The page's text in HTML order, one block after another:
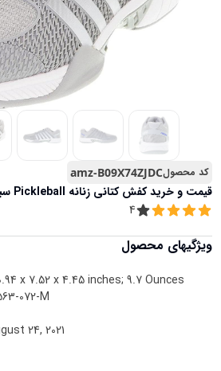
کد محصولamz-B09X74ZJDC
قیمت و خریدکفش کتانی زنانه Pickleball سبک اکسپرس K-Swiss
4
ویژگیهای محصول
x 7.52 x 4.45 inches; 9.7 Ounces
072-M
24, 2021